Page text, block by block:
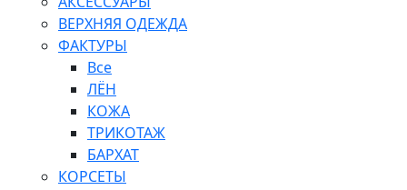
ВЕРХНЯЯ ОДЕЖДА
ФАКТУРЫ
Все
ЛЁН
КОЖА
ТРИКОТАЖ
БАРХАТ
КОРСЕТЫ